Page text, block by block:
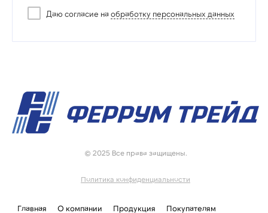
Даю согласие на обработку персональных данных
© 2025 Все права защищены.
Политика конфиденциальности
Главная О компании Продукция Покупателям